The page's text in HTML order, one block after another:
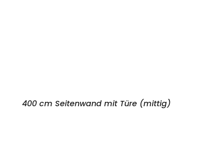
400 cm Seitenwand mit Türe (mittig)